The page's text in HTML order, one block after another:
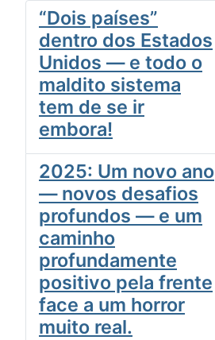
“Dois países”
dentro dos Estados
Unidos — e todo o
maldito sistema
tem de se ir
embora!
2025: Um novo ano
— novos desafios
profundos — e um
caminho
profundamente
positivo pela frente
face a um horror
muito real.